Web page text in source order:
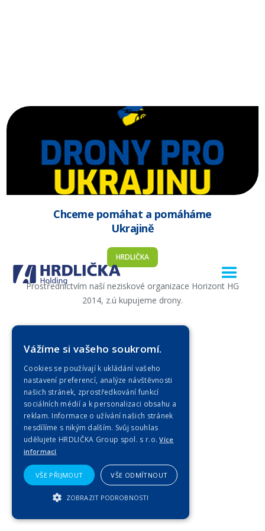
Chceme pomáhat a pomáháme
Ukrajině
HRDLIČKA
Prostřednictvím naší neziskové organizace Horizont HG
2014, z.ú kupujeme drony.
Vážíme si vašeho soukromí.
Cookies se používají k ukládání vašeho
nastavení preferencí, analýze návštěvnosti
našich stránek, zprostředkování funkcí
sociálních médií a k personalizaci obsahu a
reklam. Informace o užívání našich stránek
nesdílíme s nikým dalším. Svůj souhlas
udělujete HRDLIČKA Group spol. s r.o.Více
informací
VŠE PŘIJMOUT VŠE ODMÍTNOUT
ZOBRAZIT PODROBNOSTI
NEZBYTNĚ NUTNÉ SOUBORY